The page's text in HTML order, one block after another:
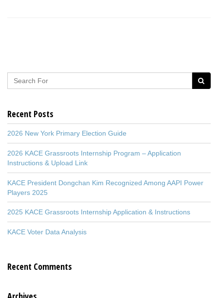
Recent Posts
2026 New York Primary Election Guide
2026 KACE Grassroots Internship Program – Application
Instructions & Upload Link
KACE President Dongchan Kim Recognized Among AAPI Power
Players 2025
2025 KACE Grassroots Internship Application & Instructions
KACE Voter Data Analysis
Recent Comments